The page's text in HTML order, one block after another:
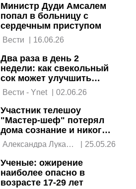
Министр Дуди Амсалем
попал в больницу с
сердечным приступом
| 16.06.26
Два раза в день 2
недели: как свекольный
сок может улучшить
здоровье. Хотя и не у
всех
Вести - Ynet | 02.06.26
Участник телешоу
"Мастер-шеф" потерял
дома сознание и никого
не узнал, когда очнулся
Александра Лукаш,
25.05.26
Ученые: ожирение
наиболее опасно в
возрасте 17-29 лет